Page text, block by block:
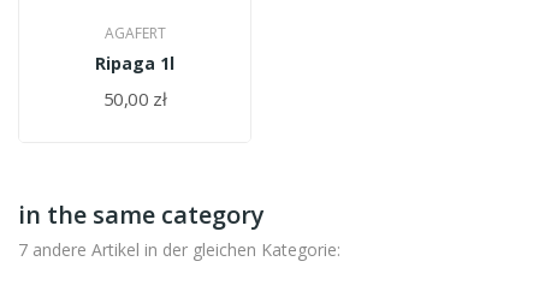
AGAFERT
Ripaga 1l
50,00 zł
in the same category
7 andere Artikel in der gleichen Kategorie: